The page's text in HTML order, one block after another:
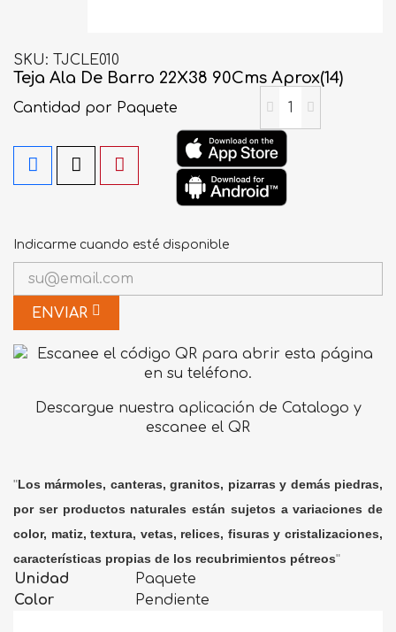
SKU TJCLE010
Teja Ala De Barro 22X38 90Cms Aprox(14)
Cantidad por Paquete
Indicarme cuando esté disponible
ENVIAR
Descargue nuestra aplicación de Catalogo y
escanee el QR
"Los mármoles, canteras, granitos, pizarras y demás piedras,
por ser productos naturales están sujetos a variaciones de
color, matiz, textura, vetas, relices, fisuras y cristalizaciones,
características propias de los recubrimientos pétreos"
Unidad
Paquete
Color
Pendiente